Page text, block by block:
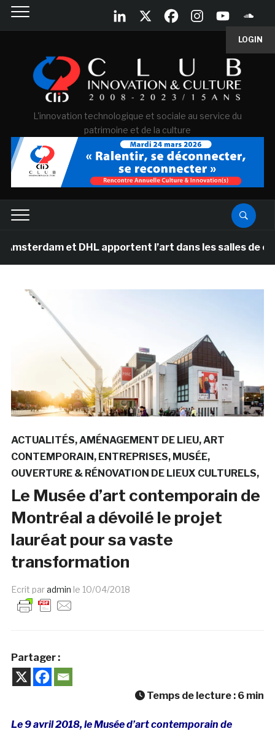
LOGIN
L'innovation technologique et sociale au service du
patrimoine et de la culture
et DHL apportent l’art dans les salles de classe
ACTUALITÉS AMÉNAGEMENT DE LIEU ART
CONTEMPORAIN ENTREPRISES MUSÉE
OUVERTURE & RÉNOVATION DE LIEUX CULTURELS
Le Musée d’art contemporain de
Montréal a dévoilé le projet
lauréat pour sa vaste
transformation
Ecrit paradmin le 10/04/2018
Partager :
Temps de lecture : 6 min
Le 9 avril 2018, le Musée d’art contemporain de